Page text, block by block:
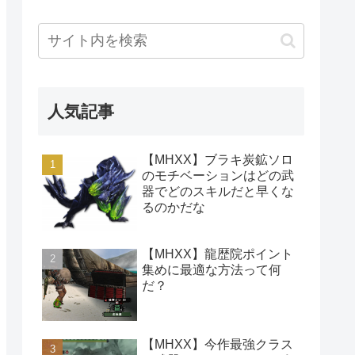
人気記事
【MHXX】ブラキ炭鉱ソロ
のモチベーションはどの武
器でどのスキルだと早くな
るのかだな
【MHXX】龍歴院ポイント
集めに最適な方法って何
だ？
【MHXX】今作最強クラス